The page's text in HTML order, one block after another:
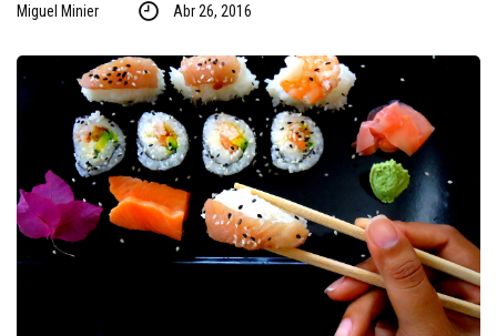
Miguel Minier Abr 26, 2016